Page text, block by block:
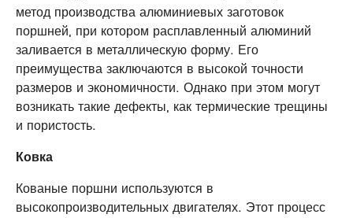
метод производства алюминиевых заготовок
поршней, при котором расплавленный алюминий
заливается в металлическую форму. Его
преимущества заключаются в высокой точности
размеров и экономичности. Однако при этом могут
возникать такие дефекты, как термические трещины
и пористость.
Ковка
Кованые поршни используются в
высокопроизводительных двигателях. Этот процесс